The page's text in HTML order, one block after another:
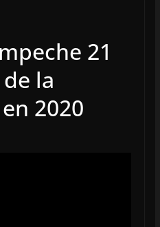
21
la
2020